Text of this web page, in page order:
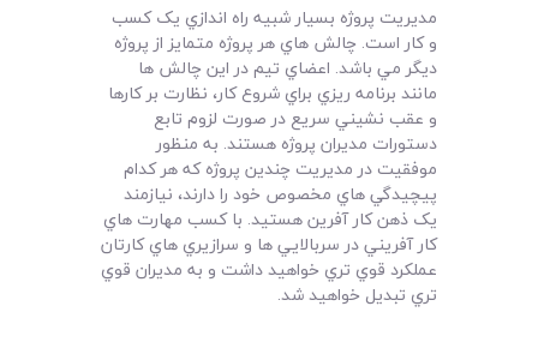
مديريت پروژه بسيار شبيه راه اندازي يک کسب
و کار است. چالش هاي هر پروژه متمايز از پروژه
ديگر مي باشد. اعضاي تيم در اين چالش ها
مانند برنامه ريزي براي شروع کار، نظارت بر کارها
و عقب نشيني سريع در صورت لزوم تابع
دستورات مديران پروژه هستند. به منظور
موفقيت در مديريت چندين پروژه که هر کدام
پيچيدگي هاي مخصوص خود را دارند، نيازمند
يک ذهن کار آفرين هستيد. با کسب مهارت هاي
کار آفريني در سربالايي ها و سرازيري هاي کارتان
عملکرد قوي تري خواهيد داشت و به مديران قوي
تري تبديل خواهيد شد.